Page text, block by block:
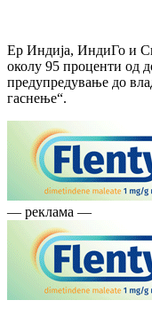
Ер Индија, ИндиГо и
околу 95 проценти од
предупредување до
гаснење“.
— реклама —